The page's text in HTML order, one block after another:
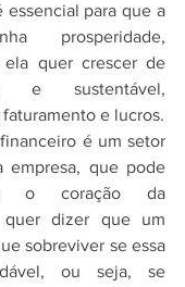
para que a
prosperidade,
ela quer crescer de
e sustentável,
é um setor
empresa, que pode
o coração da
quer dizer que um
sobreviver se essa
ou seja, se